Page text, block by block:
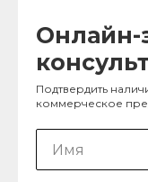
Онлайн-
Подтвердить
коммерческое